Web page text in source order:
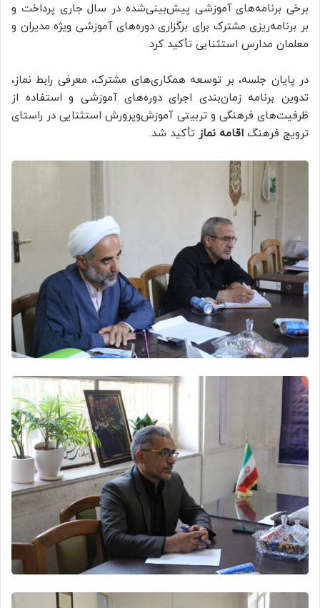
برخی برنامه‌های آموزشی پیش‌بینی‌شده در سال جاری پرداخت و
بر برنامه‌ریزی مشترک برای برگزاری دوره‌های آموزشی ویژه مدیران و
معلمان مدارس استثنایی تأکید کرد.
در پایان جلسه، بر توسعه همکاری‌های مشترک، معرفی رابط نماز،
تدوین برنامه زمان‌بندی اجرای دوره‌های آموزشی و استفاده از
ظرفیت‌های فرهنگی و تربیتی آموزش‌وپرورش استثنایی در راستای
ترویج فرهنگ اقامه نماز تأکید شد.